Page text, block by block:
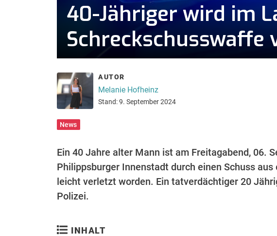
40-Jähriger wird im
Schreckschusswaffe
AUTOR
Melanie Hofheinz
Stand: 9. September 2024
News
Ein 40 Jahre alter Mann ist am Freitagabend, 06.
Philippsburger Innenstadt durch einen Schuss
leicht verletzt worden. Ein tatverdächtiger 20
Polizei.
INHALT